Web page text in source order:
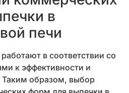
в
печи
в соответствии со
к эффективности и
Таким образом, выбор